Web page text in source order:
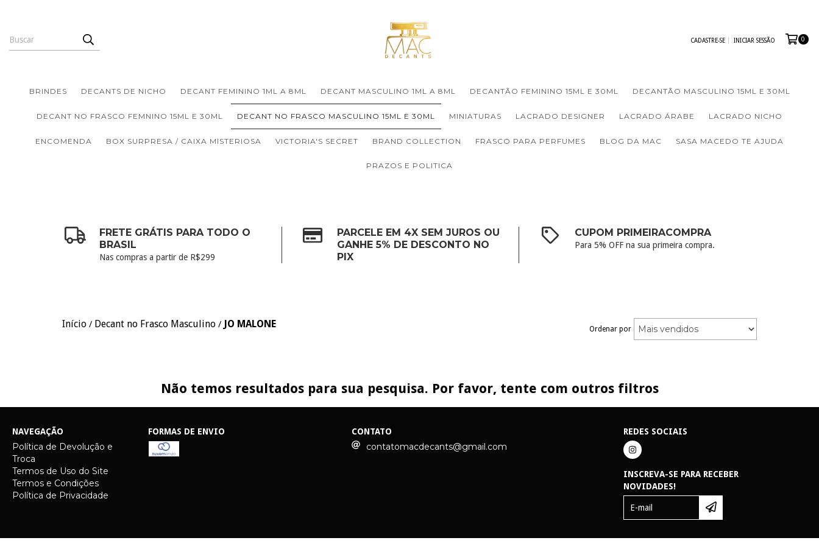
CADASTRE-SE INICIAR SESSÃO 0
BRINDES DECANTS DE NICHO DECANT FEMININO 1ML A 8ML DECANT MASCULINO 1ML A 8ML DECANTÃO FEMININO 15ML E 30ML DECANTÃO MASCULINO 15ML E 30ML
DECANT NO FRASCO FEMNINO 15ML E 30ML DECANT NO FRASCO MASCULINO 15ML E 30ML MINIATURAS LACRADO DESIGNER LACRADO ÁRABE LACRADO NICHO
ENCOMENDA BOX SURPRESA / CAIXA MISTERIOSA VICTORIA'S SECRET BRAND COLLECTION FRASCO PARA PERFUMES BLOG DA MAC SASA MACEDO TE AJUDA
PRAZOS E POLITICA
FRETE GRÁTIS PARA TODO O
BRASIL
Nas compras a partir de R$299
PARCELE EM 4X SEM JUROS OU
GANHE 5% DE DESCONTO NO
PIX
CUPOM PRIMEIRACOMPRA
Para 5% OFF na sua primeira compra.
Início / Decant no Frasco Masculino / JO MALONE Ordenar por
Não temos resultados para sua pesquisa. Por favor, tente com outros filtros
NAVEGAÇÃO
Política de Devolução e
Troca
Termos de Uso do Site
Termos e Condições
Política de Privacidade
FORMAS DE ENVIO CONTATO
contatomacdecants@gmail.com
REDES SOCIAIS
INSCREVA-SE PARA RECEBER
NOVIDADES!